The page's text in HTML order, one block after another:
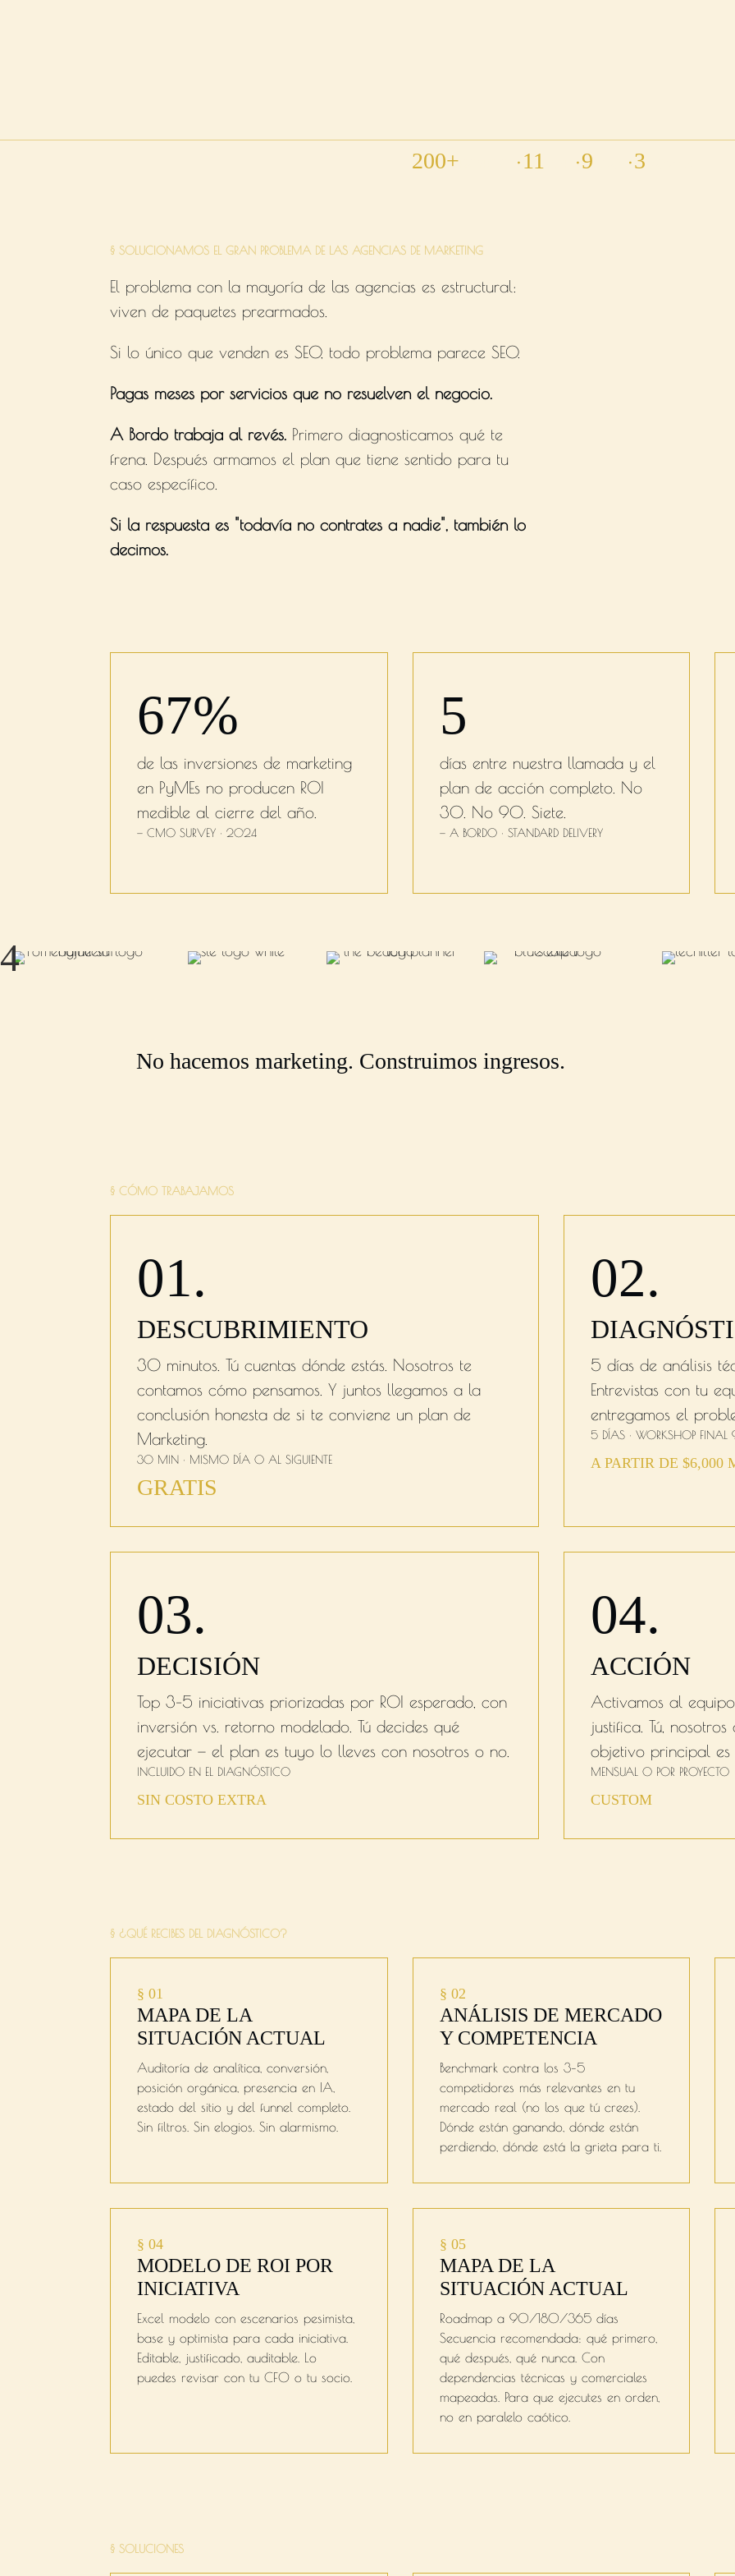
200+ •11 •9 •3
§ SOLUCIONAMOS EL GRAN PROBLEMA DE LAS AGENCIAS DE MARKETINGNo lo que tú necesitas
El problema con la mayoría de las agencias es estructural:
viven de paquetes prearmados.
Si lo único que venden es SEO, todo problema parece SEO.
Pagas meses por servicios que no resuelven el negocio.
A Bordo trabaja al revés. Primero diagnosticamos qué te
frena. Después armamos el plan que tiene sentido para tu
caso específico.
Si la respuesta es "todavía no contrates a nadie", también lo
decimos.
67%
de las inversiones de marketing
en PyMEs no producen ROI
medible al cierre del año.
— CMO SURVEY · 2024
5
días entre nuestra llamada y el
plan de acción completo. No
30. No 90. Siete.
— A BORDO · STANDARD DELIVERY
4
No hacemos marketing. Construimos ingresos.
§ CÓMO TRABAJAMOS
01.
DESCUBRIMIENTO
30 minutos. Tú cuentas dónde estás. Nosotros te
contamos cómo pensamos. Y juntos llegamos a la
conclusión honesta de si te conviene un plan de
Marketing.
30 MIN · MISMO DÍA O AL SIGUIENTE
GRATIS
02.
5 días de análisis
Entrevistas con tu
entregamos el
5 DÍAS · WORKSHOP
A PARTIR DE $6,000
03.
DECISIÓN
Top 3–5 iniciativas priorizadas por ROI esperado, con
inversión vs. retorno modelado. Tú decides qué
ejecutar — el plan es tuyo lo lleves con nosotros o no.
INCLUIDO EN EL DIAGNÓSTICO
SIN COSTO EXTRA
04.
ACCIÓN
Activamos al
justifica. Tú,
objetivo principal
MENSUAL O POR PROYECTO
CUSTOM
§ ¿QUÉ RECIBES DEL DIAGNÓSTICO?Lo que Realmente Necesitas
§ 01
MAPA DE LA
SITUACIÓN ACTUAL
Auditoría de analítica, conversión,
posición orgánica, presencia en IA,
estado del sitio y del funnel completo.
Sin filtros. Sin elogios. Sin alarmismo.
§ 02
ANÁLISIS DE MERCADO
Y COMPETENCIA
Benchmark contra los 3–5
competidores más relevantes en tu
mercado real (no los que tú crees).
Dónde están ganando, dónde están
perdiendo, dónde está la grieta para ti.
§ 04
MODELO DE ROI POR
INICIATIVA
Excel modelo con escenarios pesimista,
base y optimista para cada iniciativa.
Editable, justificado, auditable. Lo
puedes revisar con tu CFO o tu socio.
§ 05
MAPA DE LA
SITUACIÓN ACTUAL
Roadmap a 90/180/365 días
Secuencia recomendada: qué primero,
qué después, qué nunca. Con
dependencias técnicas y comerciales
mapeadas. Para que ejecutes en orden,
no en paralelo caótico.
§ SOLUCIONES